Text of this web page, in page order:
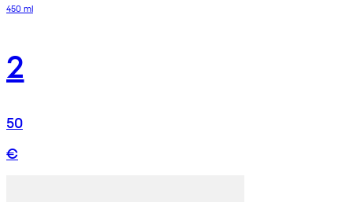
450 ml
2
50
€